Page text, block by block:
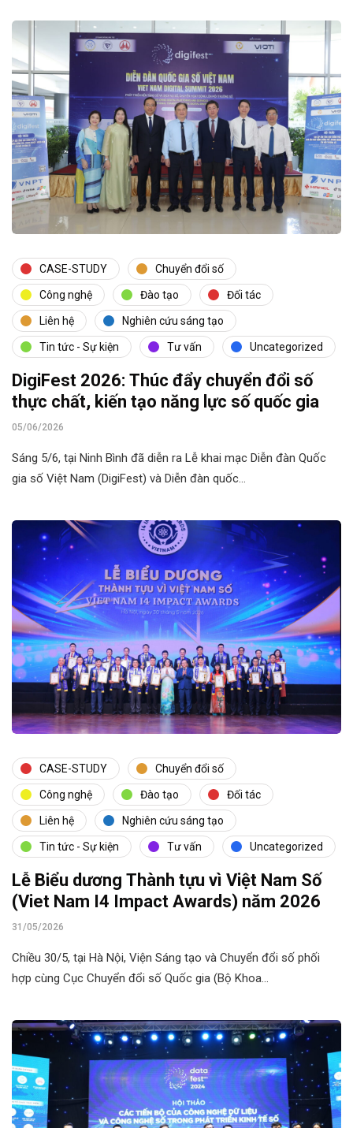
CASE-STUDY Chuyển đổi số
Công nghệ Đào tạo Đối tác
Liên hệ Nghiên cứu sáng tạo
Tin tức - Sự kiện Tư vấn Uncategorized
DigiFest 2026: Thúc đẩy chuyển đổi số
thực chất, kiến tạo năng lực số quốc gia
05/06/2026
Sáng 5/6, tại Ninh Bình đã diễn ra Lễ khai mạc Diễn đàn Quốc
gia số Việt Nam (DigiFest) và Diễn đàn quốc…
CASE-STUDY Chuyển đổi số
Công nghệ Đào tạo Đối tác
Liên hệ Nghiên cứu sáng tạo
Tin tức - Sự kiện Tư vấn Uncategorized
Lễ Biểu dương Thành tựu vì Việt Nam Số
(Viet Nam I4 Impact Awards) năm 2026
31/05/2026
Chiều 30/5, tại Hà Nội, Viện Sáng tạo và Chuyển đổi số phối
hợp cùng Cục Chuyển đổi số Quốc gia (Bộ Khoa…